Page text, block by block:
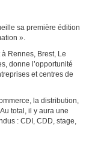
sa première édition
».
Rennes, Brest, Le
donne l’opportunité
et centres de
la distribution,
total, il y aura une
: CDI, CDD, stage,